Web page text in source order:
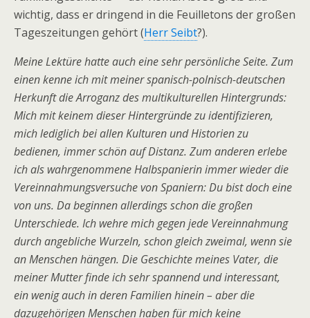
wichtig, dass er dringend in die Feuilletons der großen
Tageszeitungen gehört (Herr Seibt?).
Meine Lektüre hatte auch eine sehr persönliche Seite. Zum
einen kenne ich mit meiner spanisch-polnisch-deutschen
Herkunft die Arroganz des multikulturellen Hintergrunds:
Mich mit keinem dieser Hintergründe zu identifizieren,
mich lediglich bei allen Kulturen und Historien zu
bedienen, immer schön auf Distanz. Zum anderen erlebe
ich als wahrgenommene Halbspanierin immer wieder die
Vereinnahmungsversuche von Spaniern: Du bist doch eine
von uns. Da beginnen allerdings schon die großen
Unterschiede. Ich wehre mich gegen jede Vereinnahmung
durch angebliche Wurzeln, schon gleich zweimal, wenn sie
an Menschen hängen. Die Geschichte meines Vater, die
meiner Mutter finde ich sehr spannend und interessant,
ein wenig auch in deren Familien hinein – aber die
dazugehörigen Menschen haben für mich keine